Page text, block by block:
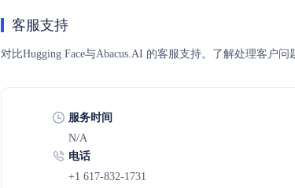
客服支持
对比Hugging Face与Abacus.AI 的客服支持。了解处理客户
服务时间
N/A
电话
+1 617-832-1731